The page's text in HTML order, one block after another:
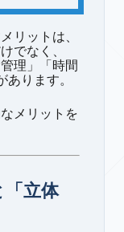
リットは、
でなく、
理」「時間
ります。
メリットを
「立体